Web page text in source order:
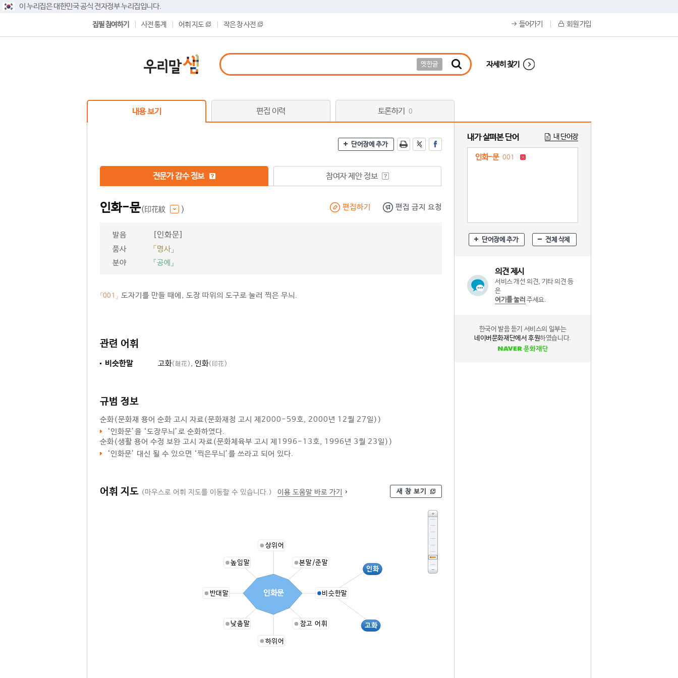
이 누리집은 대한민국 공식 전자정부 누리집입니다.
집필 참여하기 사전 통계 어휘 지도 작은 창 사전 들어가기 회원 가입
옛한글 자세히 찾기
내용 보기 편집 이력 토론하기 0
단어장에 추가
전문가 감수 정보 참여자 제안 정보
인화-문(印花紋 ) 편집하기 편집 금지 요청
발음 [인화문]
품사
「명사」
분야
『공예』
「001」 도자기를 만들 때에, 도장 따위의 도구로 눌러 찍은 무늬.
관련 어휘
비슷한말 고화(鼓花) , 인화(印花)
규범 정보
순화(문화재 용어 순화 고시 자료(문화재청 고시 제2000-59호, 2000년 12월 27일))
‘인화문’을 ‘도장무늬’로 순화하였다.
순화(생활 용어 수정 보완 고시 자료(문화체육부 고시 제1996-13호, 1996년 3월 23일))
‘인화문’ 대신 될 수 있으면 ‘찍은무늬’를 쓰라고 되어 있다.
어휘 지도 (마우스로 어휘 지도를 이동할 수 있습니다.) 이용 도움말 바로 가기 새 창 보기
상위어
본말/준말
인화
고화
비슷한말
참고 어휘
하위어
낮춤말
반대말
높임말
인화문
내가 살펴본 단어 내 단어장
인화-문 001
단어장에 추가 전체 삭제
의견 제시
서비스 개선 의견, 기타 의견 등
은
여기를 눌러 주세요.
한국어 발음 듣기 서비스의 일부는
네이버문화재단에서 후원하였습니다.